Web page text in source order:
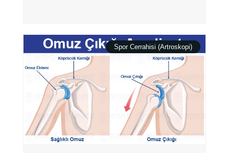
Spor Cerrahisi (Artroskopi)